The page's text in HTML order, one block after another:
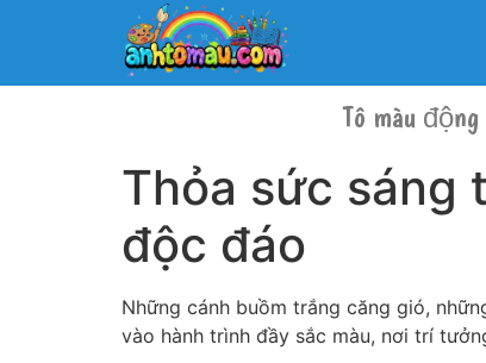
Tô màu
Thỏa sức sáng
độc đáo
Những cánh buồm trắng căng gió,
vào hành trình đầy sắc màu, nơi trí